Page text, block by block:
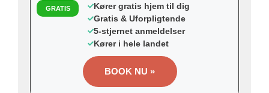
GRATIS
Kører gratis hjem til dig
Gratis & Uforpligtende
5-stjernet anmeldelser
Kører i hele landet
BOOK NU »